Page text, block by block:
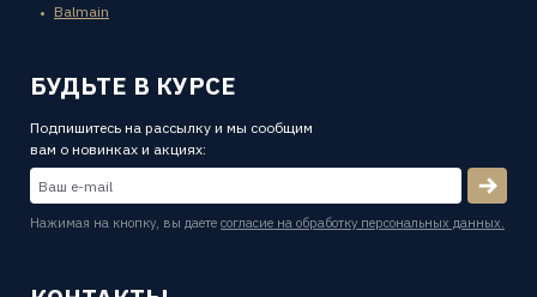
Balmain
БУДЬТЕ В КУРСЕ
Подпишитесь на рассылку и мы сообщим
вам о новинках и акциях:
Нажимая на кнопку, вы даете согласие на обработку персональных данных.